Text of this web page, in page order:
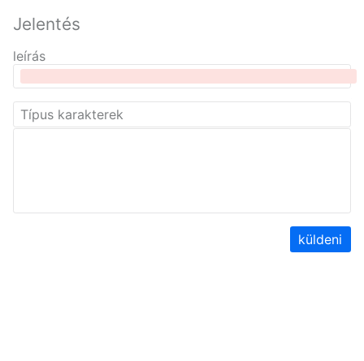
Jelentés
leírás
küldeni